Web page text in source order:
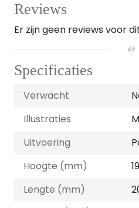
Reviews
Er zijn geen reviews voor
Specificaties
Verwacht
Illustraties
Uitvoering
Hoogte (mm)
Lengte (mm)